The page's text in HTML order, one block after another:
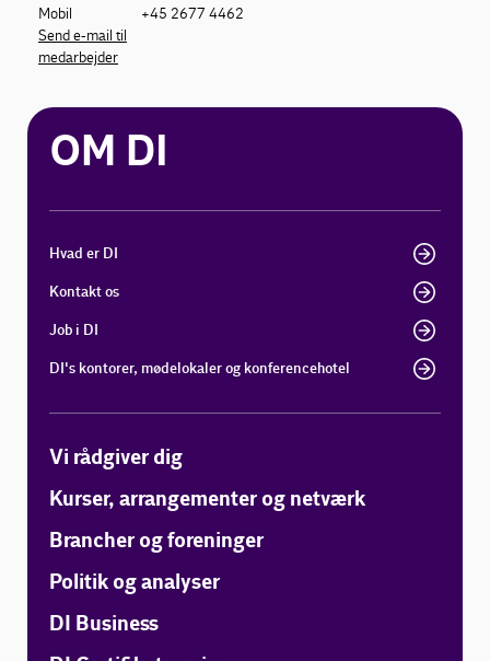
Mobil
+45 2677 4462
Send e-mail til
medarbejder
OM DI
Hvad er DI
Kontakt os
Job i DI
DI's kontorer, mødelokaler og konferencehotel
Vi rådgiver dig
Kurser, arrangementer og netværk
Brancher og foreninger
Politik og analyser
DI Business